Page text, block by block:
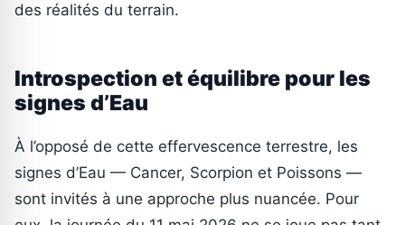
des réalités du terrain.
Introspection et équilibre pour les
signes d’Eau
À l’opposé de cette effervescence terrestre, les
signes d’Eau — Cancer, Scorpion et Poissons —
sont invités à une approche plus nuancée. Pour